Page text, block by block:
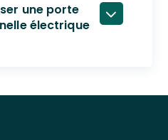
une porte
électrique